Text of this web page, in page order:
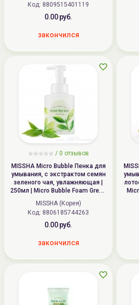
Код: 8809515401119
0.00 руб.
закончился
/ 0 отзывов
MISSHA Micro Bubble Пенка для
умывания, с экстрактом семян
зеленого чая, увлажняющая |
250мл | Micro Bubble Foam Green
Tea Seed
MISSHA (Корея)
Код: 8806185744263
0.00 руб.
закончился